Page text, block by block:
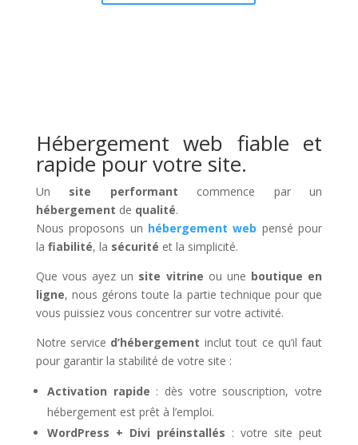
Hébergement web fiable et
rapide pour votre site.
Un site performant commence par un
hébergement de qualité.
Nous proposons un hébergement web pensé pour
la fiabilité, la sécurité et la simplicité.
Que vous ayez un site vitrine ou une boutique en
ligne, nous gérons toute la partie technique pour que
vous puissiez vous concentrer sur votre activité.
Notre service d’hébergement inclut tout ce qu’il faut
pour garantir la stabilité de votre site :
Activation rapide : dès votre souscription, votre
hébergement est prêt à l’emploi.
WordPress + Divi préinstallés : votre site peut